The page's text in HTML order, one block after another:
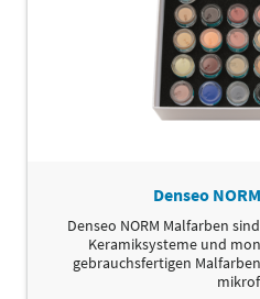
Denseo
Denseo NORM Malfarben
Keramiksysteme und
gebrauchsfertigen